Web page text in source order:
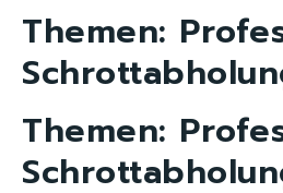
Themen:
Themen: